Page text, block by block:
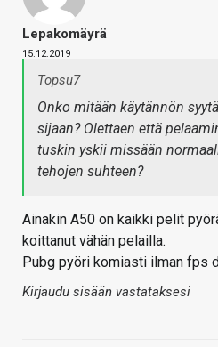
Lepakomäyrä
15.12.2019
Topsu7
Onko mitään käytännön
sijaan? Olettaen että
tuskin yskii missään
tehojen suhteen?
Ainakin A50 on kaikki pelit
koittanut vähän pelailla.
Pubg pyöri komiasti ilman fps
Kirjaudu sisään vastataksesi